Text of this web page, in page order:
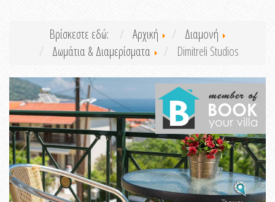
Βρίσκεστε εδώ: Αρχική
Διαμονή
Δωμάτια & Διαμερίσματα
Dimitreli Studios